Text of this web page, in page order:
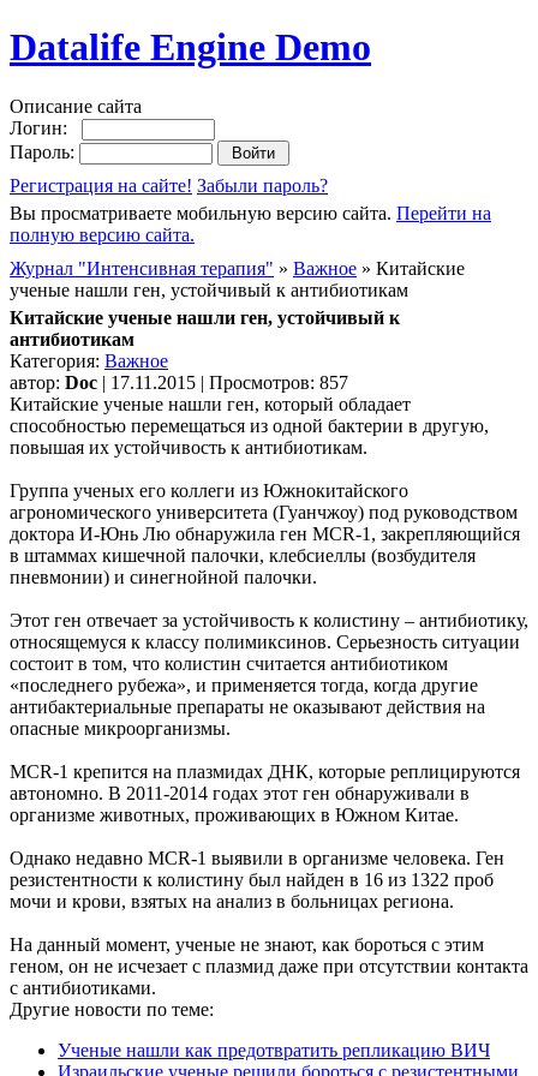
Datalife Engine Demo
Описание сайта
Логин:
Пароль:
Регистрация на сайте! Забыли пароль?
Вы просматриваете мобильную версию сайта. Перейти на
полную версию сайта.
Журнал "Интенсивная терапия" » Важное » Китайские
ученые нашли ген, устойчивый к антибиотикам
Китайские ученые нашли ген, устойчивый к
антибиотикам
Категория: Важное
автор: Doc | 17.11.2015 | Просмотров: 857
Китайские ученые нашли ген, который обладает
способностью перемещаться из одной бактерии в другую,
повышая их устойчивость к антибиотикам.
Группа ученых его коллеги из Южнокитайского
агрономического университета (Гуанчжоу) под руководством
доктора И-Юнь Лю обнаружила ген MCR-1, закрепляющийся
в штаммах кишечной палочки, клебсиеллы (возбудителя
пневмонии) и синегнойной палочки.
Этот ген отвечает за устойчивость к колистину – антибиотику,
относящемуся к классу полимиксинов. Серьезность ситуации
состоит в том, что колистин считается антибиотиком
«последнего рубежа», и применяется тогда, когда другие
антибактериальные препараты не оказывают действия на
опасные микроорганизмы.
MCR-1 крепится на плазмидах ДНК, которые реплицируются
автономно. В 2011-2014 годах этот ген обнаруживали в
организме животных, проживающих в Южном Китае.
Однако недавно MCR-1 выявили в организме человека. Ген
резистентности к колистину был найден в 16 из 1322 проб
мочи и крови, взятых на анализ в больницах региона.
На данный момент, ученые не знают, как бороться с этим
геном, он не исчезает с плазмид даже при отсутствии контакта
с антибиотиками.
Другие новости по теме:
Ученые нашли как предотвратить репликацию ВИЧ
Израильские ученые решили бороться с резистентными